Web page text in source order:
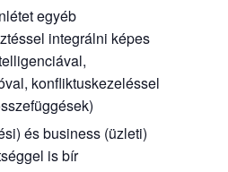
egyéb
integrálni képes
konfliktuskezeléssel
és business (üzleti)
is bír